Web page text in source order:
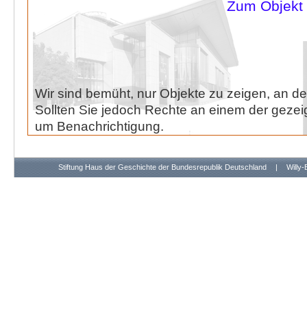
Zum Objekt
Wir sind bemüht, nur Objekte zu zeigen, an
Sollten Sie jedoch Rechte an einem der
um Benachrichtigung.
Stiftung Haus der Geschichte der Bundesrepublik Deutschland | Willy-